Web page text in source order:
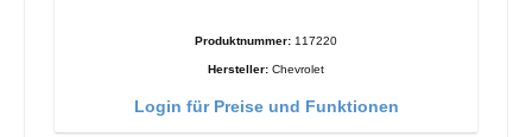
Produktnummer: 117220
Hersteller: Chevrolet
Login für Preise und Funktionen